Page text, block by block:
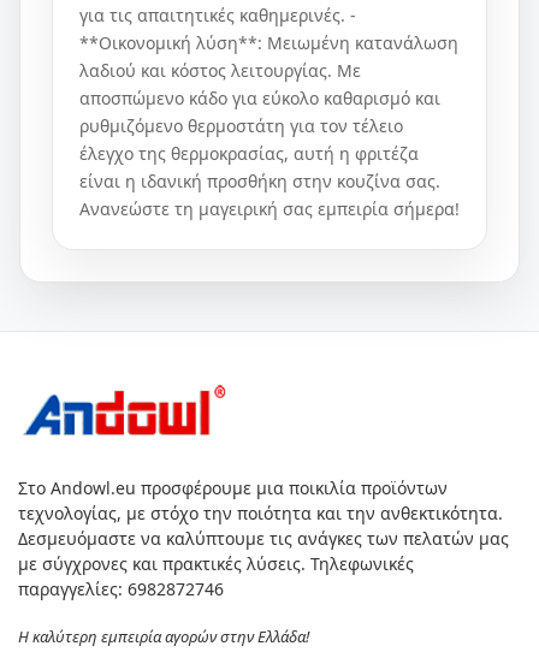
για τις απαιτητικές καθημερινές. -
**Οικονομική λύση**: Μειωμένη κατανάλωση
λαδιού και κόστος λειτουργίας. Με
αποσπώμενο κάδο για εύκολο καθαρισμό και
ρυθμιζόμενο θερμοστάτη για τον τέλειο
έλεγχο της θερμοκρασίας, αυτή η φριτέζα
είναι η ιδανική προσθήκη στην κουζίνα σας.
Ανανεώστε τη μαγειρική σας εμπειρία σήμερα!
Στο Andowl.eu προσφέρουμε μια ποικιλία προϊόντων
τεχνολογίας, με στόχο την ποιότητα και την ανθεκτικότητα.
Δεσμευόμαστε να καλύπτουμε τις ανάγκες των πελατών μας
με σύγχρονες και πρακτικές λύσεις. Τηλεφωνικές
παραγγελίες: 6982872746
Η καλύτερη εμπειρία αγορών στην Ελλάδα!